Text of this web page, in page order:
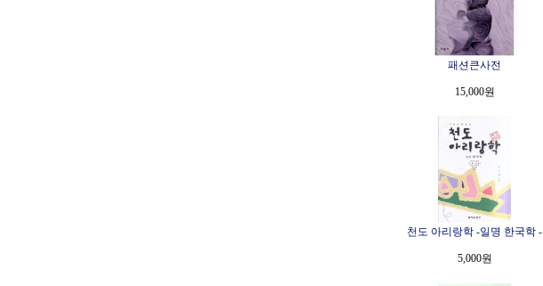
패션큰사전
15,000원
천도 아리랑학 -일명 한국학 -
5,000원